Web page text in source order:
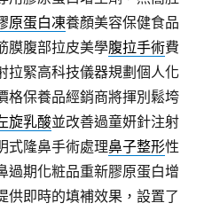
原蛋白凍養顏美容保健食品
膜腹部拉皮美學腹拉手術費
拉緊高科技儀器規劃個人化
格保養品經銷商將揮別鬆垮
旋乳酸並改善過童妍針注射
式隆鼻手術處理鼻子整形性
過期化粧品重新膠原蛋白增
供即時的填補效果，設置了